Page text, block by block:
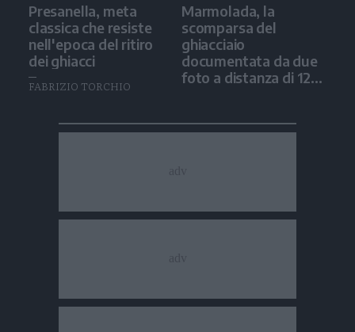
Presanella, meta
classica che resiste
nell'epoca del ritiro
dei ghiacci
FABRIZIO TORCHIO
Marmolada, la
scomparsa del
ghiacciaio
documentata da due
foto a distanza di 12